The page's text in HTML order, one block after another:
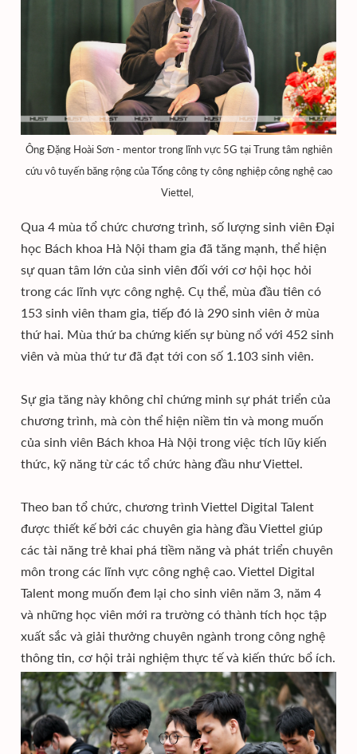
Ông Đặng Hoài Sơn - mentor trong lĩnh vực 5G tại Trung tâm nghiên
cứu vô tuyến băng rộng của Tổng công ty công nghiệp công nghệ cao
Viettel,
Qua 4 mùa tổ chức chương trình, số lượng sinh viên Đại
học Bách khoa Hà Nội tham gia đã tăng mạnh, thể hiện
sự quan tâm lớn của sinh viên đối với cơ hội học hỏi
trong các lĩnh vực công nghệ. Cụ thể, mùa đầu tiên có
153 sinh viên tham gia, tiếp đó là 290 sinh viên ở mùa
thứ hai. Mùa thứ ba chứng kiến sự bùng nổ với 452 sinh
viên và mùa thứ tư đã đạt tới con số 1.103 sinh viên.
Sự gia tăng này không chỉ chứng minh sự phát triển của
chương trình, mà còn thể hiện niềm tin và mong muốn
của sinh viên Bách khoa Hà Nội trong việc tích lũy kiến
thức, kỹ năng từ các tổ chức hàng đầu như Viettel.
Theo ban tổ chức, chương trình Viettel Digital Talent
được thiết kế bởi các chuyên gia hàng đầu Viettel giúp
các tài năng trẻ khai phá tiềm năng và phát triển chuyên
môn trong các lĩnh vực công nghệ cao. Viettel Digital
Talent mong muốn đem lại cho sinh viên năm 3, năm 4
và những học viên mới ra trường có thành tích học tập
xuất sắc và giải thưởng chuyên ngành trong công nghệ
thông tin, cơ hội trải nghiệm thực tế và kiến thức bổ ích.